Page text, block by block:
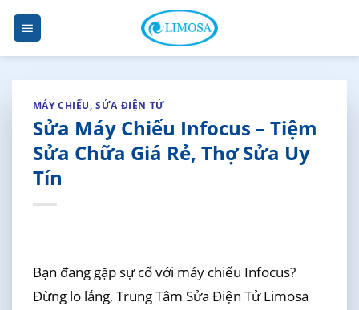
Skip
content
MÁY CHIẾU,SỬA ĐIỆN TỬ
Sửa Máy Chiếu Infocus – Tiệm
Sửa Chữa Giá Rẻ, Thợ Sửa Uy
Tín
Bạn đang gặp sự cố với máy chiếu Infocus?
Đừng lo lắng, Trung Tâm Sửa Điện Tử Limosa